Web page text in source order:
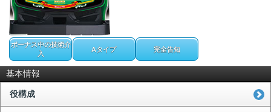
ボーナス中の技術介
入
Aタイプ 完全告知
基本情報
役構成